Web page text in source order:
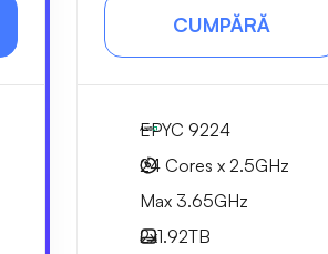
CUMPĂRĂ
EPYC 9224
24 Cores x 2.5GHz
Max 3.65GHz
2x1.92TB